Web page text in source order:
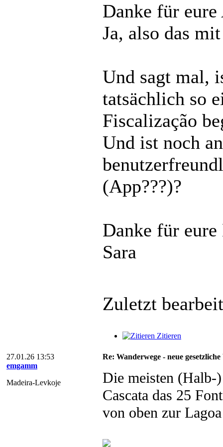
Danke für
Ja, also das
Und sagt mal,
tatsächlich so
Fiscalização
Und ist noch
(App???)?
Danke für
Sara
Zuletzt
Zitieren
27.01.26 13:53
emgamm
Madeira-Levkoje
Re: Wanderwege - neue
Die meisten (Halb-
Cascata das 25
von oben zur